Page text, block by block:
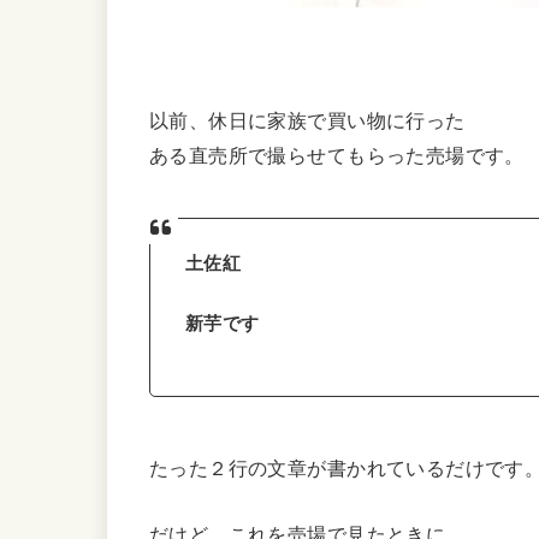
以前、休日に家族で買い物に行った
ある直売所で撮らせてもらった売場です。
土佐紅
新芋です
たった２行の文章が書かれているだけです
だけど、これを売場で見たときに、